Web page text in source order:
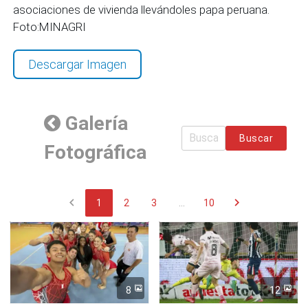
asociaciones de vivienda llevándoles papa peruana.
Foto:MINAGRI
Descargar Imagen
Galería
Fotográfica
Buscar
chevron_left 1 2 3 10 chevron_right
8 12